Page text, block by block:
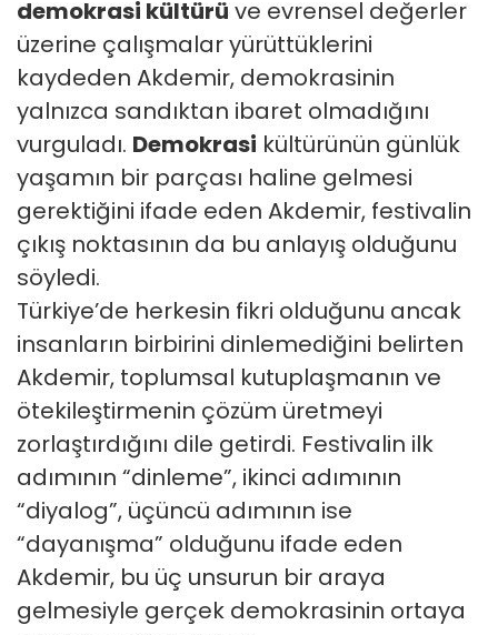
demokrasi kültürü ve evrensel değerler
üzerine çalışmalar yürüttüklerini
kaydeden Akdemir, demokrasinin
yalnızca sandıktan ibaret olmadığını
vurguladı. Demokrasi kültürünün günlük
yaşamın bir parçası haline gelmesi
gerektiğini ifade eden Akdemir, festivalin
çıkış noktasının da bu anlayış olduğunu
söyledi.
Türkiye’de herkesin fikri olduğunu ancak
insanların birbirini dinlemediğini belirten
Akdemir, toplumsal kutuplaşmanın ve
ötekileştirmenin çözüm üretmeyi
zorlaştırdığını dile getirdi. Festivalin ilk
adımının “dinleme”, ikinci adımının
“diyalog”, üçüncü adımının ise
“dayanışma” olduğunu ifade eden
Akdemir, bu üç unsurun bir araya
gelmesiyle gerçek demokrasinin ortaya